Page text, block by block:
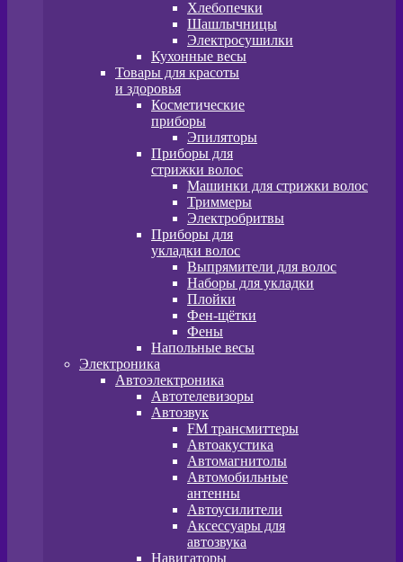
Хлебопечки
Шашлычницы
Электросушилки
Кухонные весы
Товары для красоты
и здоровья
Косметические
приборы
Эпиляторы
Приборы для
стрижки волос
Машинки для стрижки волос
Триммеры
Электробритвы
Приборы для
укладки волос
Выпрямители для волос
Наборы для укладки
Плойки
Фен-щётки
Фены
Напольные весы
Электроника
Автоэлектроника
Автотелевизоры
Автозвук
FM трансмиттеры
Автоакустика
Автомагнитолы
Автомобильные
антенны
Автоусилители
Аксессуары для
автозвука
Навигаторы